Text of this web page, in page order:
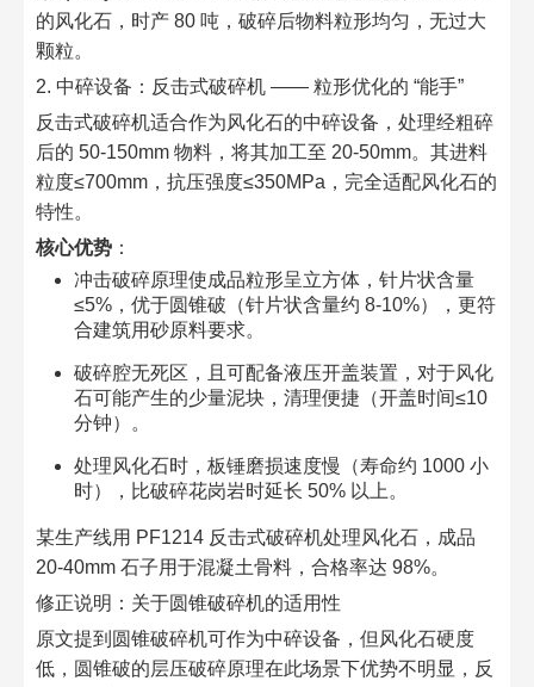
的风化石，时产 80 吨，破碎后物料粒形均匀，无过大
颗粒。​
2. 中碎设备：反击式破碎机 —— 粒形优化的 “能手”​
反击式破碎机适合作为风化石的中碎设备，处理经粗碎
后的 50-150mm 物料，将其加工至 20-50mm。其进料
粒度≤700mm，抗压强度≤350MPa，完全适配风化石的
特性。​
核心优势：​
冲击破碎原理使成品粒形呈立方体，针片状含量
≤5%，优于圆锥破（针片状含量约 8-10%），更符
合建筑用砂原料要求。​
破碎腔无死区，且可配备液压开盖装置，对于风化
石可能产生的少量泥块，清理便捷（开盖时间≤10
分钟）。​
处理风化石时，板锤磨损速度慢（寿命约 1000 小
时），比破碎花岗岩时延长 50% 以上。​
某生产线用 PF1214 反击式破碎机处理风化石，成品
20-40mm 石子用于混凝土骨料，合格率达 98%。​
修正说明：关于圆锥破碎机的适用性​
原文提到圆锥破碎机可作为中碎设备，但风化石硬度
低，圆锥破的层压破碎原理在此场景下优势不明显，反